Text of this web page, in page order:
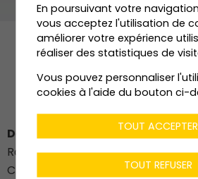
Dénériaz Construction Bois SA
Route du Stade 76
CH-
En poursuivant votre
vous acceptez l'utilisation de
améliorer votre expérience
réaliser des statistiques de
Vous pouvez personnaliser
cookies à l'aide du bouton ci-
TOUT ACCEPTER
TOUT REFUSER